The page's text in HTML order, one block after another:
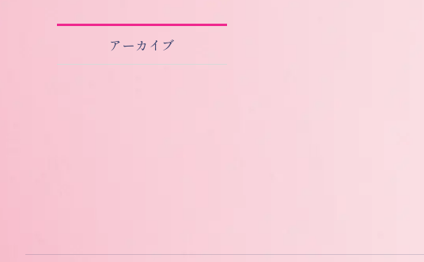
アーカイブ